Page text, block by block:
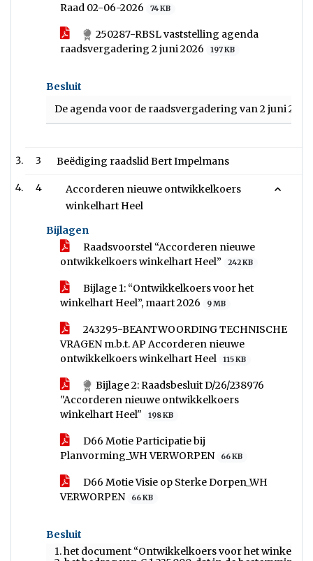
Raad 02-06-2026
74 KB
250287-RBSL vaststelling agenda
raadsvergadering 2 juni 2026
197 KB
Besluit
De agenda voor de raadsvergadering van 2 juni
3 Beëdiging raadslid Bert Impelmans
4
Accorderen nieuwe ontwikkelkoers
winkelhart Heel
Bijlagen
Raadsvoorstel “Accorderen nieuwe
ontwikkelkoers winkelhart Heel”
242 KB
Bijlage 1: “Ontwikkelkoers voor het
winkelhart Heel”, maart 2026
9 MB
243295-BEANTWOORDING TECHNISCHE
VRAGEN m.b.t. AP Accorderen nieuwe
ontwikkelkoers winkelhart Heel
115 KB
Bijlage 2: Raadsbesluit D/26/238976
"Accorderen nieuwe ontwikkelkoers
winkelhart Heel"
198 KB
D66 Motie Participatie bij
Planvorming_WH VERWORPEN
66 KB
D66 Motie Visie op Sterke Dorpen_WH
VERWORPEN
66 KB
Besluit
1. het document “Ontwikkelkoers voor het